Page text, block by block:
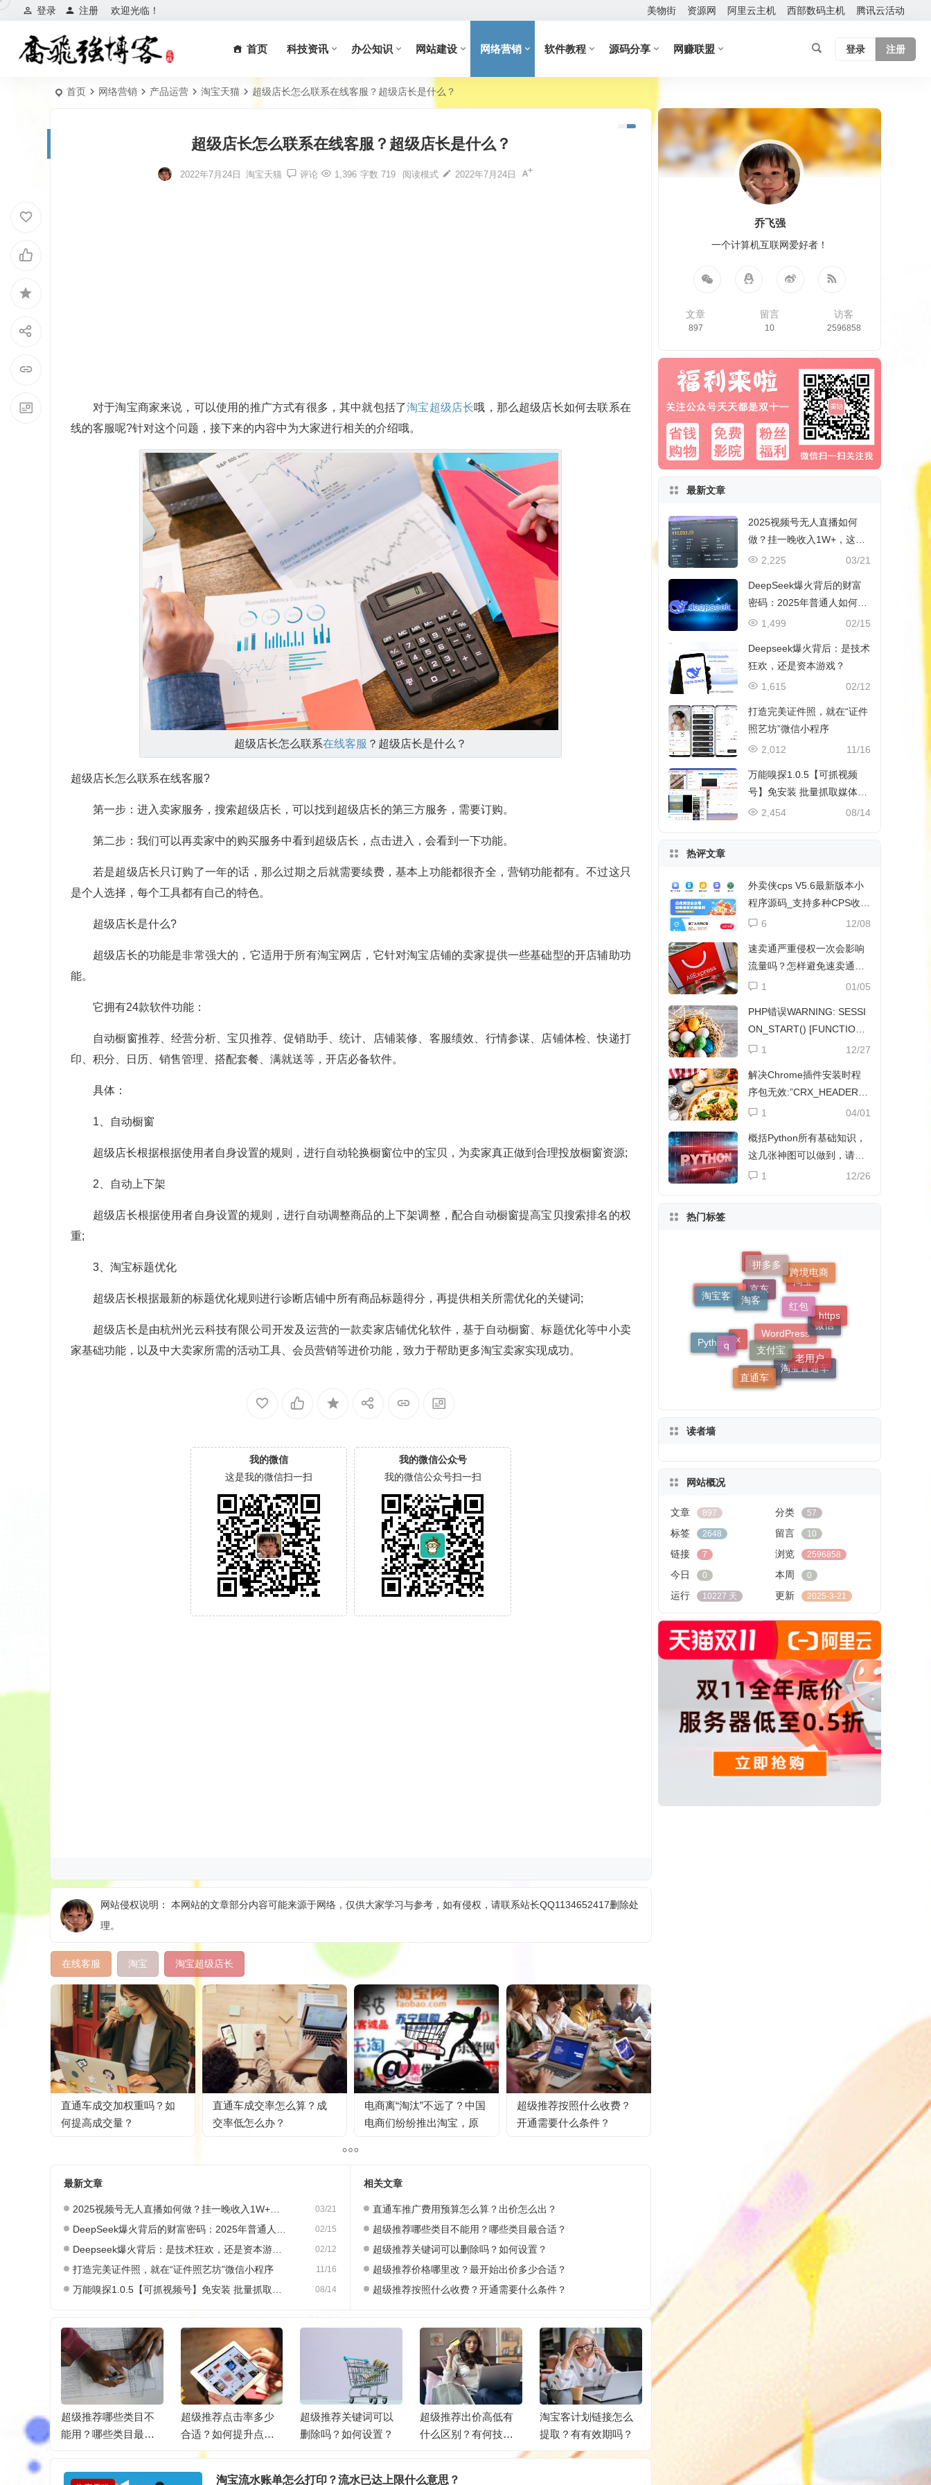
欢迎光临！
登录 注册 美物街 资源网 阿里云主机 西部数码主机 腾讯云活动
首页 科技资讯 办公知识 网站建设 网络营销 软件教程 源码分享 网赚联盟 登录 注册
首页 网络营销 产品运营 淘宝天猫 超级店长怎么联系在线客服？超级店长是什么？
超级店长怎么联系在线客服？超级店长是什么？
2022年7月24日 淘宝天猫 评论 1,396 字数 719 阅读模式 2022年7月24日
对于淘宝商家来说，可以使用的推广方式有很多，其中就包括了淘宝超级店长哦，那么超级店长如何去联系在
线的客服呢?针对这个问题，接下来的内容中为大家进行相关的介绍哦。
超级店长怎么联系在线客服 ？超级店长是什么？
超级店长怎么联系在线客服?
第一步：进入卖家服务，搜索超级店长，可以找到超级店长的第三方服务，需要订购。
第二步：我们可以再卖家中的购买服务中看到超级店长，点击进入，会看到一下功能。
若是超级店长只订购了一年的话，那么过期之后就需要续费，基本上功能都很齐全，营销功能都有。不过这只
是个人选择，每个工具都有自己的特色。
超级店长是什么?
超级店长的功能是非常强大的，它适用于所有淘宝网店，它针对淘宝店铺的卖家提供一些基础型的开店辅助功
能。
它拥有24款软件功能：
自动橱窗推荐、经营分析、宝贝推荐、促销助手、统计、店铺装修、客服绩效、行情参谋、店铺体检、快递打
印、积分、日历、销售管理、搭配套餐、满就送等，开店必备软件。
具体：
1、自动橱窗
超级店长根据根据使用者自身设置的规则，进行自动轮换橱窗位中的宝贝，为卖家真正做到合理投放橱窗资源;
2、自动上下架
超级店长根据使用者自身设置的规则，进行自动调整商品的上下架调整，配合自动橱窗提高宝贝搜索排名的权
重;
3、淘宝标题优化
超级店长根据最新的标题优化规则进行诊断店铺中所有商品标题得分，再提供相关所需优化的关键词;
超级店长是由杭州光云科技有限公司开发及运营的一款卖家店铺优化软件，基于自动橱窗、标题优化等中小卖
家基础功能，以及中大卖家所需的活动工具、会员营销等进价功能，致力于帮助更多淘宝卖家实现成功。
我的微信
这是我的微信扫一扫
我的微信公众号
我的微信公众号扫一扫
网站侵权说明： 本网站的文章部分内容可能来源于网络，仅供大家学习与参考，如有侵权，请联系站长QQ1134652417删除处
理。
在线客服 淘宝 淘宝超级店长
直通车成交加权重吗？如
何提高成交量？
直通车成交率怎么算？成
交率低怎么办？
电商离“淘汰”不远了？中国
电商们纷纷推出淘宝，原
超级推荐按照什么收费？
开通需要什么条件？
最新文章
03/21
2025视频号无人直播如何做？挂一晚收入1W+，这份教程，小白可做~
02/15
DeepSeek爆火背后的财富密码：2025年普通人如何抓住AI创业风口？
02/12
Deepseek爆火背后：是技术狂欢，还是资本游戏？
11/16
打造完美证件照，就在“证件照艺坊”微信小程序
08/14
万能嗅探1.0.5【可抓视频号】免安装 批量抓取媒体文件
相关文章
直通车推广费用预算怎么算？出价怎么出？
超级推荐哪些类目不能用？哪些类目最合适？
超级推荐关键词可以删除吗？如何设置？
超级推荐价格哪里改？最开始出价多少合适？
超级推荐按照什么收费？开通需要什么条件？
么联系
规佣金
超级推荐哪些类目不
能用？哪些类目最合
超级推荐点击率多少
合适？如何提升点击
率？
超级推荐关键词可以
删除吗？如何设置？
超级推荐出价高低有
什么区别？有何技
淘宝客计划链接怎么
提取？有有效期吗？
直通车添加多少关键
词比较好？最多可以
添加几个关键词？
淘宝流水账单怎么打印？流水已达上限什么意思？
乔飞强
一个计算机互联网爱好者！
文章
897
留言
10
访客
2596858
最新文章
2025视频号无人直播如何
做？挂一晚收入1W+，这份
教程，小白可做~
03/21
2,225
DeepSeek爆火背后的财富
密码：2025年普通人如何抓
住AI创业风口？
02/15
1,499
Deepseek爆火背后：是技术
狂欢，还是资本游戏？
02/12
1,615
打造完美证件照，就在“证件
照艺坊”微信小程序
11/16
2,012
万能嗅探1.0.5【可抓视频
号】免安装 批量抓取媒体文
件
08/14
2,454
热评文章
外卖侠cps V5.6最新版本小
程序源码_支持多种CPS收益
和流量主收益
12/08
6
速卖通严重侵权一次会影响
流量吗？怎样避免速卖通侵
权？
01/05
1
PHP错误WARNING: SESSI
ON_START() [FUNCTION.
SESSION-START]解决方法
12/27
1
解决Chrome插件安装时程
序包无效:”CRX_HEADER_I
NVALID”
04/01
1
概括Python所有基础知识，
这几张神图可以做到，请收
下
12/26
1
热门标签
g
拼多多
跨境电商
淘宝
京东
淘宝客
淘客
红包
https
微信
WordPress
x
Python
q
支付宝
老用户
淘宝直通车
互联网
直通车
读者墙
网站概况
文章 897 分类 57
标签 2648 留言 10
链接 7 浏览 2596858
今日 0 本周 0
运行 10227 天 更新 2025-3-21